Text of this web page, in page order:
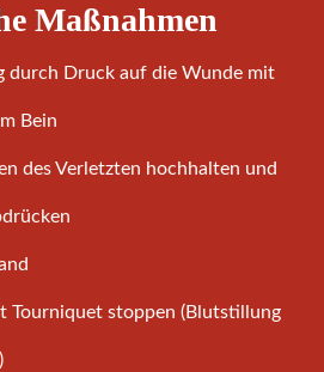
Maßnahmen
durch Druck auf die Wunde mit
Bein
des Verletzten hochhalten und
Tourniquet stoppen (Blutstillung